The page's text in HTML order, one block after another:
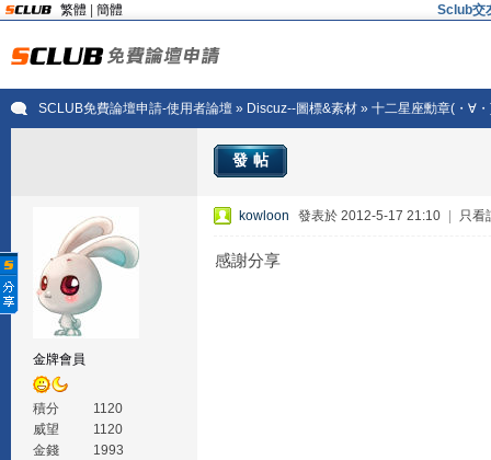
繁體 簡體 Sclub交
SCLUB免費論壇申請-使用者論壇» Discuz--圖標&素材» 十二星座勳章(・∀
發帖
金牌會員
積分
1120
威望
1120
金錢
1993
kowloon 發表於 2012-5-17 21:10 只看
感謝分享